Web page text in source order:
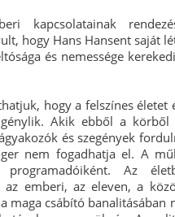
kapcsolatainak
hogy Hans Hansent saját
és nemessége
hogy a felszínes életet
Akik ebből a
és szegények
nem fogadhatja el. A
Az
emberi, az eleven, a
csábító banalitásában